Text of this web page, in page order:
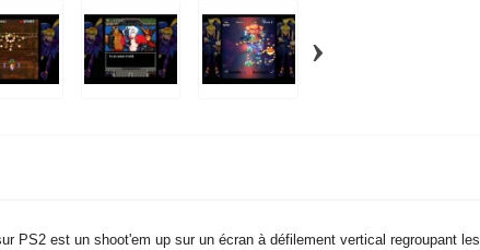
›
PS2 est un shoot'em up sur un écran à défilement vertical regroupant les